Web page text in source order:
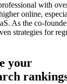
with
online,
As the co-
strategies for
your